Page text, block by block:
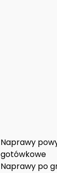
Naprawy
gotówkowe
Naprawy po